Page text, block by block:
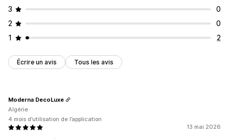
3
0
2
0
1
2
Écrire un avis Tous les avis
13 mai 2026
Moderna DecoLuxe
Algérie
4 mois d’utilisation de l’application